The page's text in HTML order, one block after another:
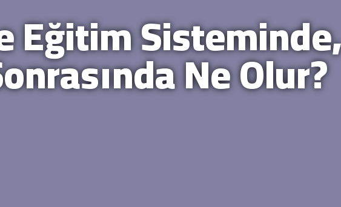
Sisteminde,
Ne Olur?